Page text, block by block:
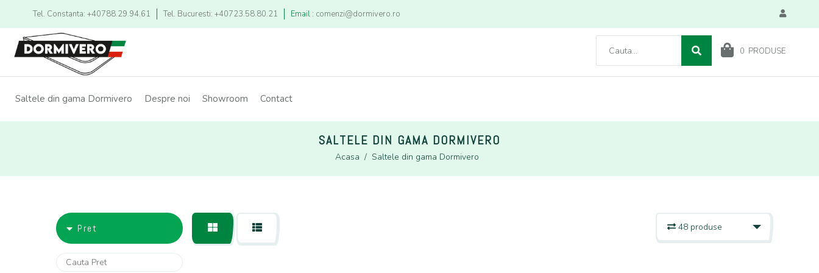
Tel. Constanta: +40788.29.94.61 Tel. Bucuresti: +40723.58.80.21 Email : comenzi@dormivero.ro
0 PRODUSE
Saltele din gama Dormivero Despre noi Showroom Contact
SALTELE DIN GAMA DORMIVERO
Acasa / Saltele din gama Dormivero
Pret 48 produse